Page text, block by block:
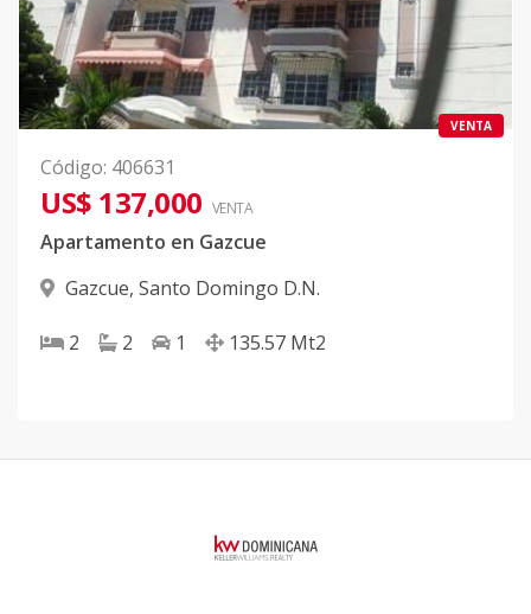
VENTA
Código: 406631
US$ 137,000 VENTA
Apartamento en Gazcue
Gazcue, Santo Domingo D.N.
2 2 1 135.57 Mt2